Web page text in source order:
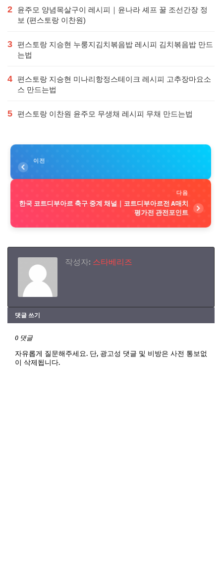
2
윤주모 양념목살구이 레시피｜윤나라 셰프 꿀 조선간장 정
보 (편스토랑 이찬원)
3
편스토랑 지승현 누룽지김치볶음밥 레시피 김치볶음밥 만드
는법
4
편스토랑 지승현 미나리항정스테이크 레시피 고추장마요소
스 만드는법
5 편스토랑 이찬원 윤주모 무생채 레시피 무채 만드는법
이전
다음
한국 코트디부아르 축구 중계 채널｜코트디부아르전 A매치
평가전 관전포인트
작성자: 스타베리즈
댓글 쓰기
0 댓글
자유롭게 질문해주세요. 단, 광고성 댓글 및 비방은 사전 통보없
이 삭제됩니다.